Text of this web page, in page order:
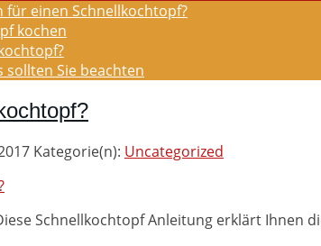
für einen Schnellkochtopf?
kochen
sollten Sie beachten
Kategorie(n): Uncategorized
Schnellkochtopf Anleitung erklärt Ihnen